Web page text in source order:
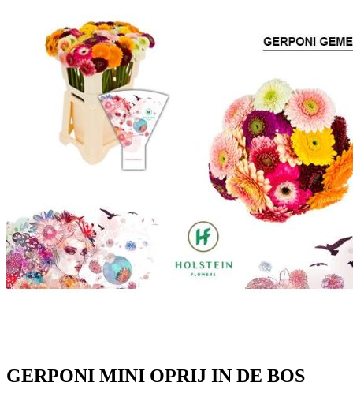
GERPONI MINI OPRIJ IN DE BOS